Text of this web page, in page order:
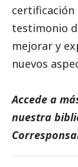
certificación
testimonio
mejorar y
nuevos
Accede a
nuestra